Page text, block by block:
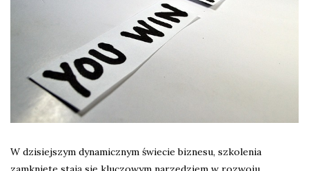
W dzisiejszym dynamicznym świecie biznesu, szkolenia